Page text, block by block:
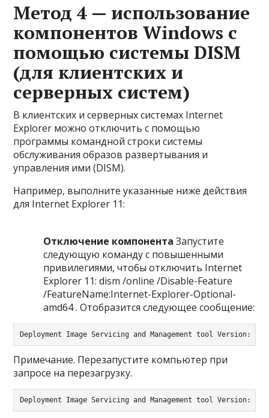
Метод 4 — использование
компонентов Windows с
помощью системы DISM
(для клиентских и
серверных систем)
В клиентских и серверных системах Internet
Explorer можно отключить с помощью
программы командной строки системы
обслуживания образов развертывания и
управления ими (DISM).
Например, выполните указанные ниже действия
для Internet Explorer 11:
Отключение компонента Запустите
следующую команду с повышенными
привилегиями, чтобы отключить Internet
Explorer 11: dism /online /Disable-Feature
/FeatureName:Internet-Explorer-Optional-
amd64 . Отобразится следующее сообщение:
Deployment Image Servicing and Management tool Version:
Примечание. Перезапустите компьютер при
запросе на перезагрузку.
Deployment Image Servicing and Management tool Version: